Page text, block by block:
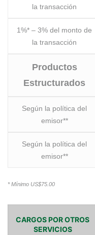
la transacción
1%* – 3% del monto de
la transacción
Productos
Estructurados
Según la política del
emisor**
Según la política del
emisor**
* Mínimo US$75.00
CARGOS POR OTROS
SERVICIOS